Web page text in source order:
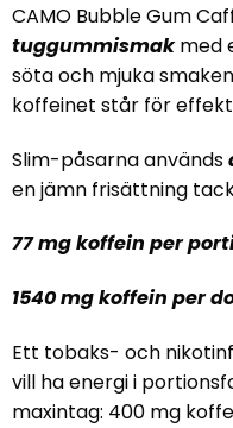
CAMO Bubble Gum
tuggummismakmed
söta och mjuka
koffeinet står för
Slim-påsarna används
en jämn frisättning
77 mg koffein per
1540 mg koffein per
Ett tobaks- och
vill ha energi i
maxintag: 400 mg